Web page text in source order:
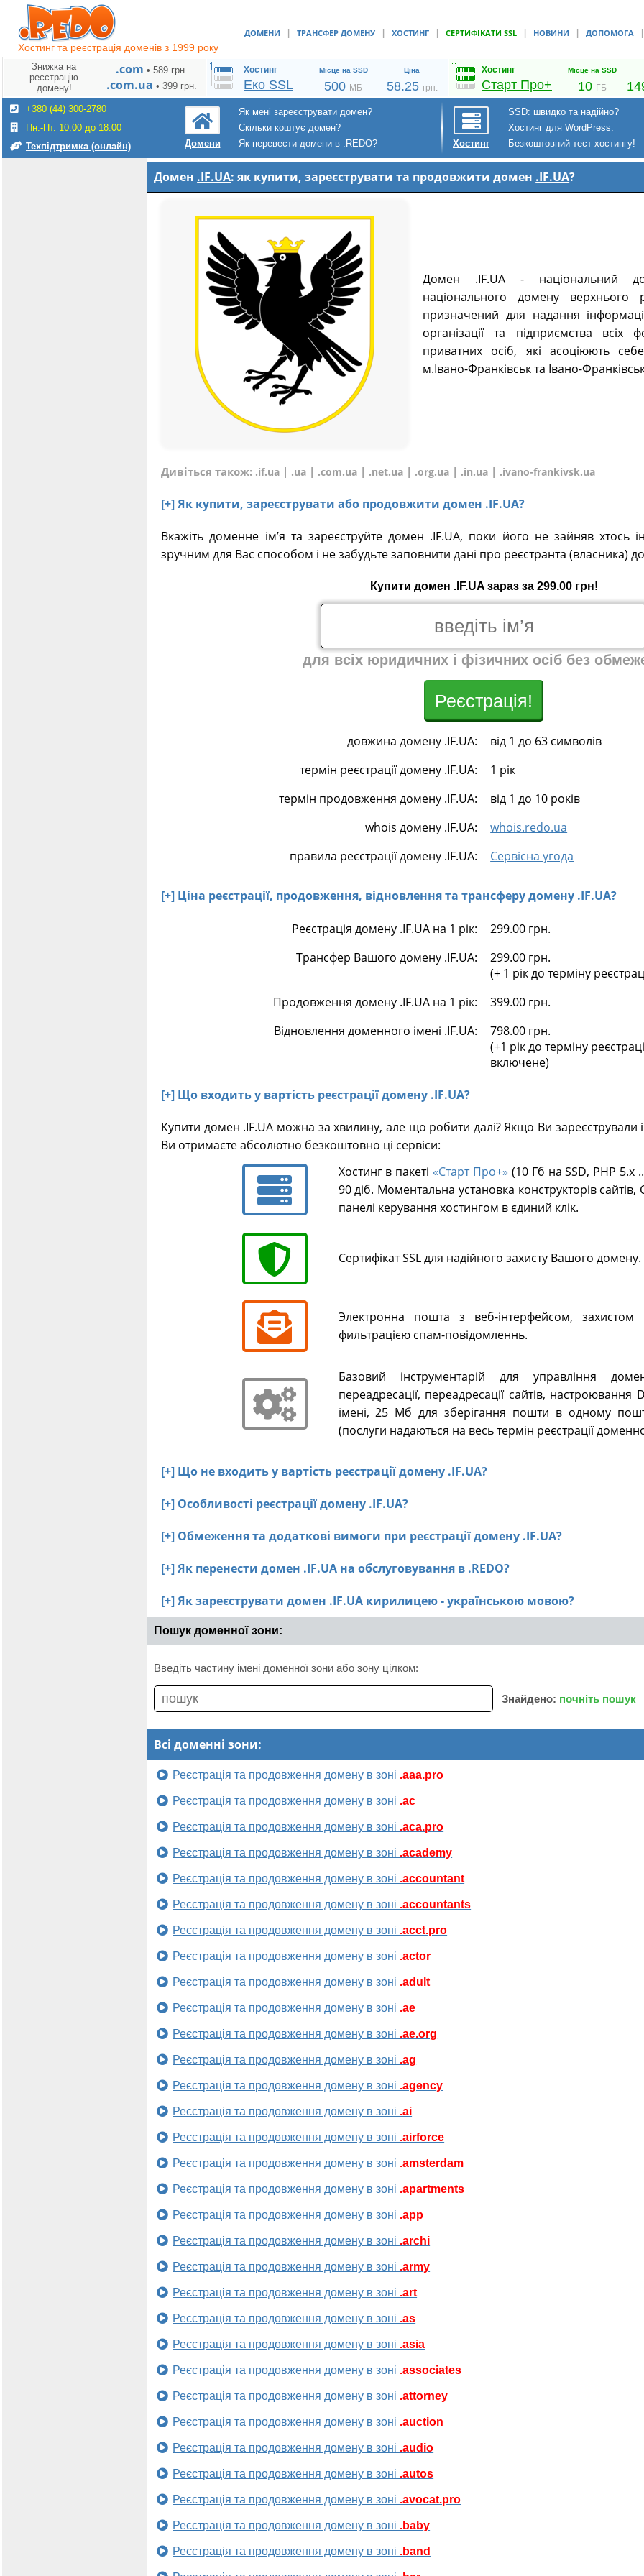
Хостинг та реєстрація доменів з 1999 року
ДОМЕНИ | ТРАНСФЕР ДОМЕНУ | ХОСТИНГ | СЕРТИФІКАТИ SSL | НОВИНИ | ДОПОМОГА
Знижка на
реєстрацію
домену!
.com • 589 грн.
.com.ua • 399 грн.
Хостинг
Еко SSL
Місце на SSD Ціна
500 МБ 58.25 грн.
Хостинг
Старт Про+
Місце на SSD
10 ГБ
+380 (44) 300-2780
Пн.-Пт. 10:00 до 18:00
Техпідтримка (онлайн)
Домени
Як мені зареєструвати домен?
Скільки коштує домен?
Як перевести домени в .REDO?
Хостинг
SSD: швидко та надійно?
Хостинг для WordPress.
Безкоштовний тест хостингу!
Домен .IF.UA: як купити, зареєструвати та продовжити домен .IF.UA?
Домен .IF.UA - національний
національного домену
призначений для надання
організації та підприємства
приватних осіб, які асоціюють
м.Івано-Франківськ та Івано-
Дивіться також: .if.ua | .ua | .com.ua | .net.ua | .org.ua | .in.ua | .ivano-frankivsk.ua
[+] Як купити, зареєструвати або продовжити домен .IF.UA?
Вкажіть доменне ім’я та зареєструйте домен .IF.UA, поки його не зайняв хтось
зручним для Вас способом і не забудьте заповнити дані про реєстранта (власника)
Купити домен .IF.UA зараз за 299.00 грн!
для всіх юридичних і фізичних осіб без
Реєстрація!
довжина домену .IF.UA:
від 1 до 63 символів
термін реєстрації домену .IF.UA:
1 рік
термін продовження домену .IF.UA:
від 1 до 10 років
whois домену .IF.UA:
whois.redo.ua
правила реєстрації домену .IF.UA:
Сервісна угода
[+] Ціна реєстрації, продовження, відновлення та трансферу домену .IF.UA?
Реєстрація домену .IF.UA на 1 рік:
299.00 грн.
Трансфер Вашого домену .IF.UA:
299.00 грн.
(+ 1 рік до терміну
Продовження домену .IF.UA на 1 рік:
399.00 грн.
Відновлення доменного імені .IF.UA:
798.00 грн.
(+1 рік до терміну
включене)
[+] Що входить у вартість реєстрації домену .IF.UA?
Купити домен .IF.UA можна за хвилину, але що робити далі? Якщо Ви
Ви отримаєте абсолютно безкоштовно ці сервіси:
Хостинг в пакеті «Старт Про+» (10 Гб на SSD, PHP 5.х
90 діб. Моментальна установка конструкторів сайтів,
панелі керування хостингом в єдиний клік.
Сертифікат SSL для надійного захисту Вашого домену.
Электронна пошта з веб-інтерфейсом, захистом
фильтрацією спам-повідомленнь.
Базовий інструментарій для управління
переадресації, переадресації сайтів, настроювання
імені, 25 Мб для зберігання пошти в одному
(послуги надаються на весь термін реєстрації
[+] Що не входить у вартість реєстрації домену .IF.UA?
[+] Особливості реєстрації домену .IF.UA?
[+] Обмеження та додаткові вимоги при реєстрації домену .IF.UA?
[+] Як перенести домен .IF.UA на обслуговування в .REDO?
[+] Як зареєструвати домен .IF.UA кирилицею - українською мовою?
Пошук доменної зони:
Введіть частину імені доменної зони або зону цілком:
Знайдено: почніть пошук
Всі доменні зони:
Реєстрація та продовження домену в зоні .aaa.pro
Реєстрація та продовження домену в зоні .ac
Реєстрація та продовження домену в зоні .aca.pro
Реєстрація та продовження домену в зоні .academy
Реєстрація та продовження домену в зоні .accountant
Реєстрація та продовження домену в зоні .accountants
Реєстрація та продовження домену в зоні .acct.pro
Реєстрація та продовження домену в зоні .actor
Реєстрація та продовження домену в зоні .adult
Реєстрація та продовження домену в зоні .ae
Реєстрація та продовження домену в зоні .ae.org
Реєстрація та продовження домену в зоні .ag
Реєстрація та продовження домену в зоні .agency
Реєстрація та продовження домену в зоні .ai
Реєстрація та продовження домену в зоні .airforce
Реєстрація та продовження домену в зоні .amsterdam
Реєстрація та продовження домену в зоні .apartments
Реєстрація та продовження домену в зоні .app
Реєстрація та продовження домену в зоні .archi
Реєстрація та продовження домену в зоні .army
Реєстрація та продовження домену в зоні .art
Реєстрація та продовження домену в зоні .as
Реєстрація та продовження домену в зоні .asia
Реєстрація та продовження домену в зоні .associates
Реєстрація та продовження домену в зоні .attorney
Реєстрація та продовження домену в зоні .auction
Реєстрація та продовження домену в зоні .audio
Реєстрація та продовження домену в зоні .autos
Реєстрація та продовження домену в зоні .avocat.pro
Реєстрація та продовження домену в зоні .baby
Реєстрація та продовження домену в зоні .band